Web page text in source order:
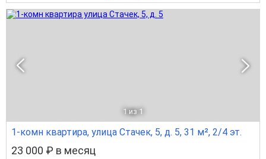
1 из 1
1-комн квартира, улица Стачек, 5, д. 5, 31 м², 2/4 эт.
23 000 ₽ в месяц